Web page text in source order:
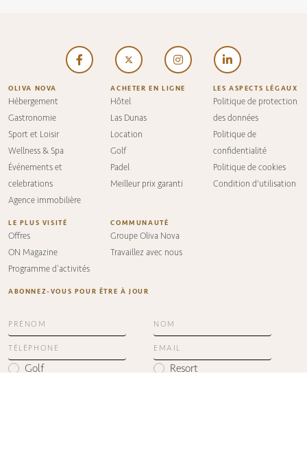
OLIVA NOVA
Hébergement
Gastronomie
Sport et Loisir
Wellness & Spa
Événements et
celebrations
Agence immobilière
ACHETER EN LIGNE
Hôtel
Las Dunas
Location
Golf
Padel
Meilleur prix garanti
LES ASPECTS LÉGAUX
Politique de protection
des données
Politique de
confidentialité
Politique de cookies
Condition d'utilisation
LE PLUS VISITÉ
Offres
ON Magazine
Programme d’activités
COMMUNAUTÉ
Groupe Oliva Nova
Travaillez avec nous
ABONNEZ-VOUS POUR ÊTRE À JOUR
Golf
Resort